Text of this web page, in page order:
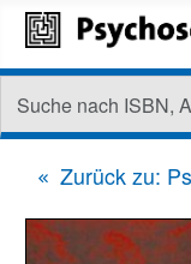
Zurück zu: